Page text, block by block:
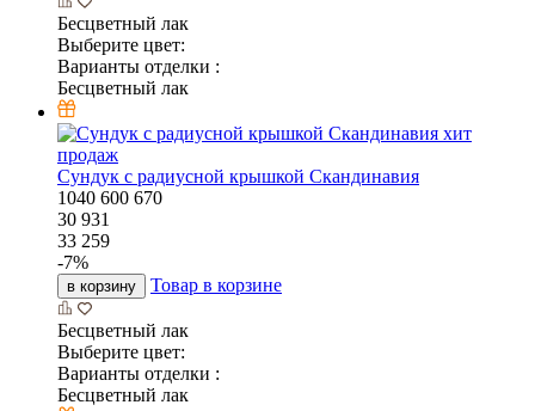
Бесцветный лак
Выберите цвет:
Варианты отделки :
Бесцветный лак
хит
продаж
Сундук с радиусной крышкой Скандинавия
1040 600 670
30 931
33 259
-7%
в корзину Товар в корзине
Бесцветный лак
Выберите цвет:
Варианты отделки :
Бесцветный лак